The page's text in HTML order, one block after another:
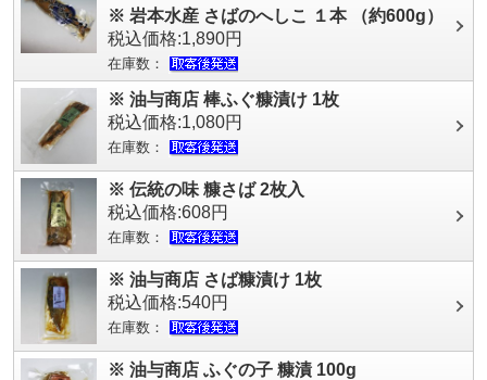
※ 岩本水産 さばのへしこ １本 （約600g）
税込価格:1,890円
在庫数：
※ 油与商店 棒ふぐ糠漬け 1枚
税込価格:1,080円
在庫数：
※ 伝統の味 糠さば 2枚入
税込価格:608円
在庫数：
※ 油与商店 さば糠漬け 1枚
税込価格:540円
在庫数：
※ 油与商店 ふぐの子 糠漬 100g